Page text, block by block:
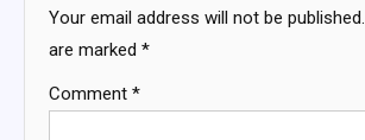
Your email address will not be published.
are marked *
Comment *